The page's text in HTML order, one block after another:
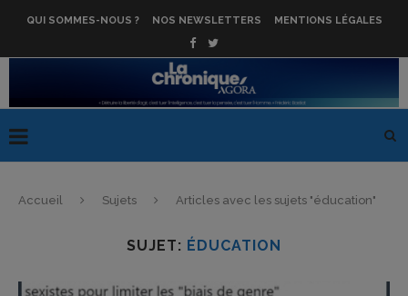
QUI SOMMES-NOUS ? NOS NEWSLETTERS MENTIONS LÉGALES
Accueil Sujets Articles avec les sujets "éducation"
SUJET: ÉDUCATION